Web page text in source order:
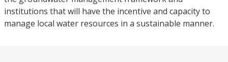
institutions that will have the incentive and capacity to
manage local water resources in a sustainable manner.